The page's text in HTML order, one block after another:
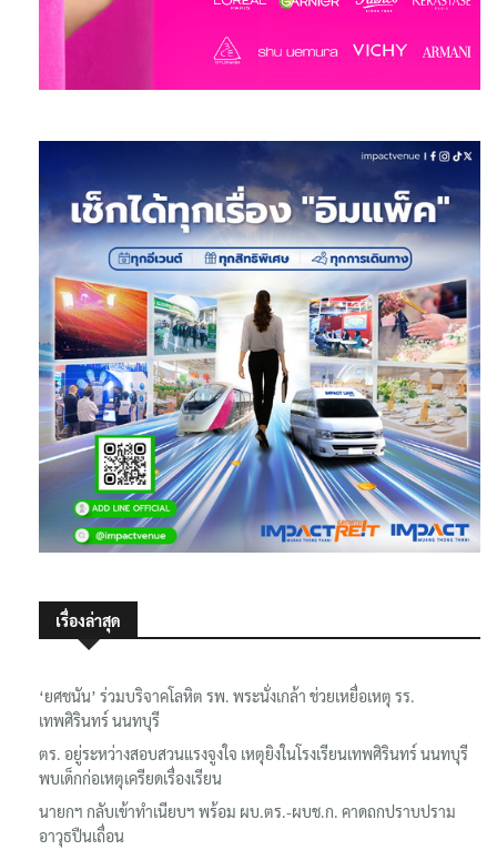
เรื่องล่าสุด
‘ยศชนัน’ ร่วมบริจาคโลหิต รพ. พระนั่งเกล้า ช่วยเหยื่อเหตุ รร.
เทพศิรินทร์ นนทบุรี
ตร. อยู่ระหว่างสอบสวนแรงจูงใจ เหตุยิงในโรงเรียนเทพศิรินทร์ นนทบุรี
พบเด็กก่อเหตุเครียดเรื่องเรียน
นายกฯ กลับเข้าทำเนียบฯ พร้อม ผบ.ตร.-ผบช.ก. คาดถกปราบปราม
อาวุธปืนเถื่อน